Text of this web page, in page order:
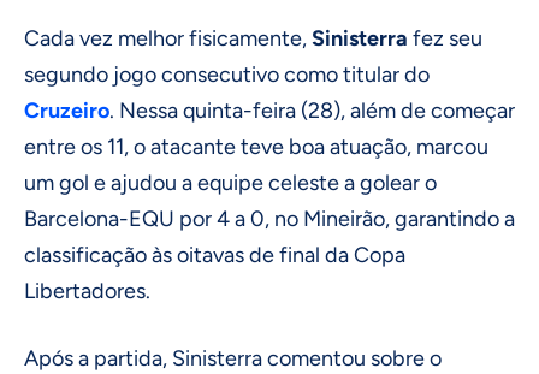
Cada vez melhor fisicamente,Sinisterra fez seu
segundo jogo consecutivo como titular do
Cruzeiro. Nessa quinta-feira (28), além de começar
entre os 11, o atacante teve boa atuação, marcou
um gol e ajudou a equipe celeste a golear o
Barcelona-EQU por 4 a 0, no Mineirão, garantindo a
classificação às oitavas de final da Copa
Libertadores.
Após a partida, Sinisterra comentou sobre o